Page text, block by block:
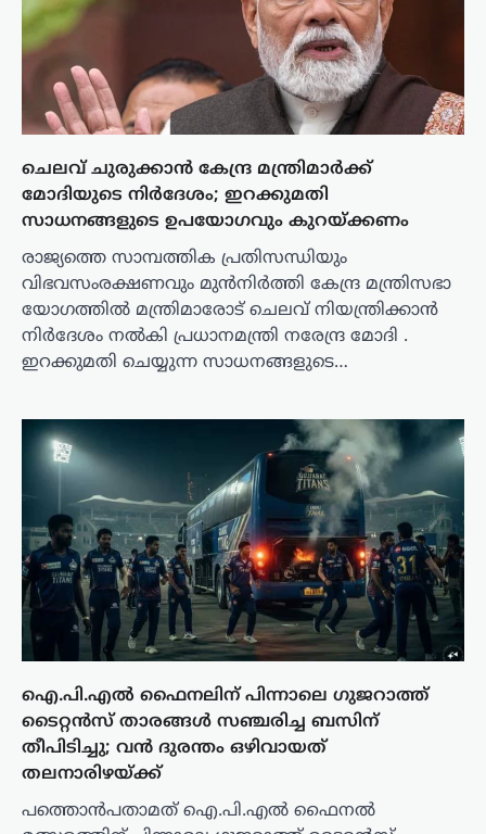
ചെലവ് ചുരുക്കാൻ കേന്ദ്ര മന്ത്രിമാർക്ക്
മോദിയുടെ നിർദേശം; ഇറക്കുമതി
സാധനങ്ങളുടെ ഉപയോഗവും കുറയ്ക്കണം
രാജ്യത്തെ സാമ്പത്തിക പ്രതിസന്ധിയും
വിഭവസംരക്ഷണവും മുൻനിർത്തി കേന്ദ്ര മന്ത്രിസഭാ
യോഗത്തിൽ മന്ത്രിമാരോട് ചെലവ് നിയന്ത്രിക്കാൻ
നിർദേശം നൽകി പ്രധാനമന്ത്രി നരേന്ദ്ര മോദി .
ഇറക്കുമതി ചെയ്യുന്ന സാധനങ്ങളുടെ…
ഐ.പി.എൽ ഫൈനലിന് പിന്നാലെ ഗുജറാത്ത്
ടൈറ്റൻസ് താരങ്ങൾ സഞ്ചരിച്ച ബസിന്
തീപിടിച്ചു; വൻ ദുരന്തം ഒഴിവായത്
തലനാരിഴയ്ക്ക്
പത്തൊൻപതാമത് ഐ.പി.എൽ ഫൈനൽ